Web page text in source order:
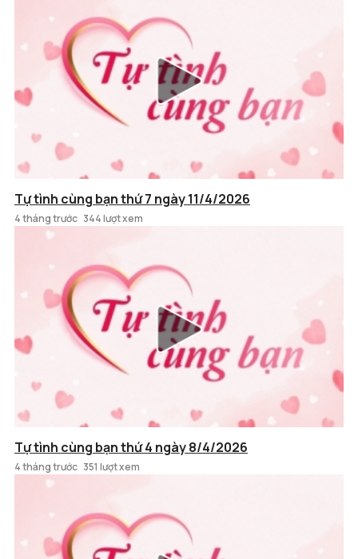
Tự tình cùng bạn thứ 7 ngày 11/4/2026
4 tháng trước 344 lượt xem
Tự tình cùng bạn thứ 4 ngày 8/4/2026
4 tháng trước 351 lượt xem